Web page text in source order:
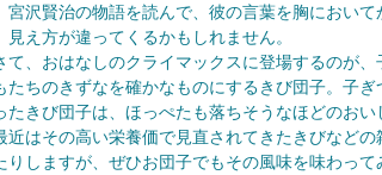
宮沢賢治の物語を読んで、彼の言葉を胸において
見え方が違ってくるかもしれません。
、おはなしのクライマックスに登場するのが、
たちのきずなを確かなものにするきび団子。子
たきび団子は、ほっぺたも落ちそうなほどのおい
はその高い栄養価で見直されてきたきびなどの
りしますが、ぜひお団子でもその風味を味わって